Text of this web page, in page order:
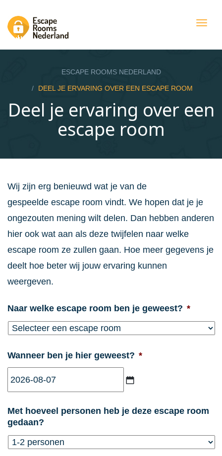
ESCAPE ROOMS NEDERLAND
DEEL JE ERVARING OVER EEN ESCAPE ROOM
Deel je ervaring over een
escape room
Wij zijn erg benieuwd wat je van de
gespeelde escape room vindt. We hopen dat je je
ongezouten mening wilt delen. Dan hebben anderen
hier ook wat aan als deze twijfelen naar welke
escape room ze zullen gaan. Hoe meer gegevens je
deelt hoe beter wij jouw ervaring kunnen
weergeven.
Naar welke escape room ben je geweest? *
Wanneer ben je hier geweest? *
dash
dash
Met hoeveel personen heb je deze escape room
gedaan?